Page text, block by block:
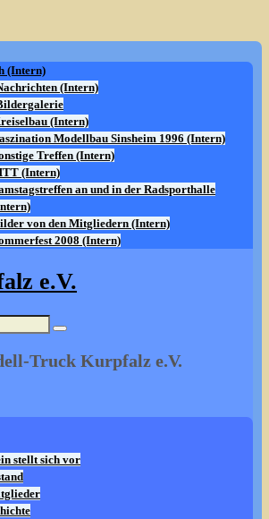
(Intern)
(Intern)
(Intern)
Modellbau Sinsheim 1996 (Intern)
Treffen (Intern)
(Intern)
an und in der Radsporthalle
von den Mitgliedern (Intern)
2008 (Intern)
e.V.
Truck Kurpfalz e.V.
stellt sich vor